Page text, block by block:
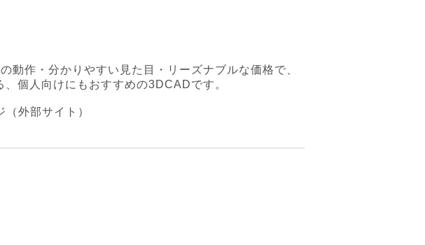
動作・分かりやすい見た目・リーズナブルな価格で、
個人向けにもおすすめの3DCADです。
外部サイト）